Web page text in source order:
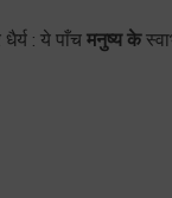
धैर्य : ये पाँचमनुष्य के